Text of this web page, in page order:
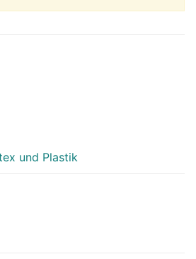
und Plastik